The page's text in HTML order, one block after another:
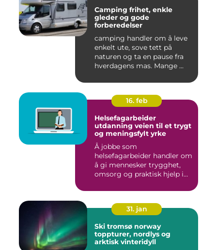
Camping frihet, enkle
gleder og gode
forberedelser
camping handler om å leve
enkelt ute, sove tett på
naturen og ta en pause fra
hverdagens mas. Mange ...
16. feb
Helsefagarbeider
utdanning veien til et trygt
og meningsfylt yrke
Å jobbe som
helsefagarbeider handler om
å gi mennesker trygghet,
omsorg og praktisk hjelp i
31. jan
Ski tromsø norway
toppturer, nordlys og
arktisk vinteridyll